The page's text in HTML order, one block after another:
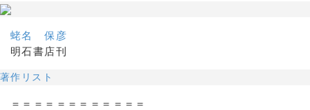
蛯名 保彦
明石書店刊
著作リスト
＝＝＝＝＝＝＝＝＝＝＝＝